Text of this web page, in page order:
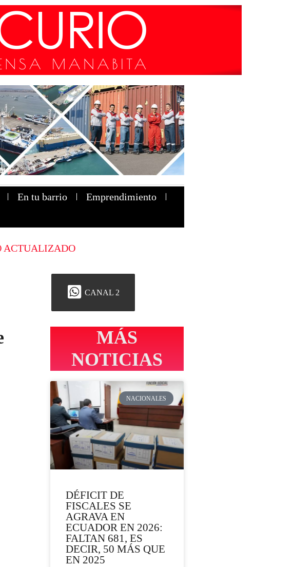
En tu barrio
Emprendimiento
ACTUALIZADO
CANAL 2
MÁS
NOTICIAS
NACIONALES
DÉFICIT DE
FISCALES SE
AGRAVA EN
ECUADOR EN 2026:
FALTAN 681, ES
DECIR, 50 MÁS QUE
EN 2025